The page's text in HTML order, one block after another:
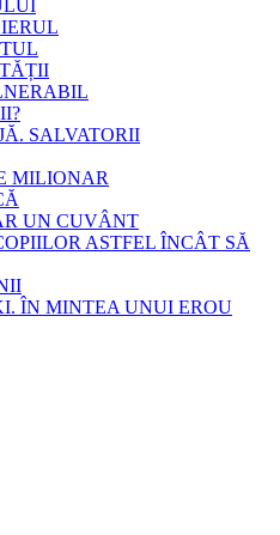
SALVATORII
MILIONAR
UN CUVÂNT
ASTFEL ÎNCÂT SĂ
ÎN MINTEA UNUI EROU